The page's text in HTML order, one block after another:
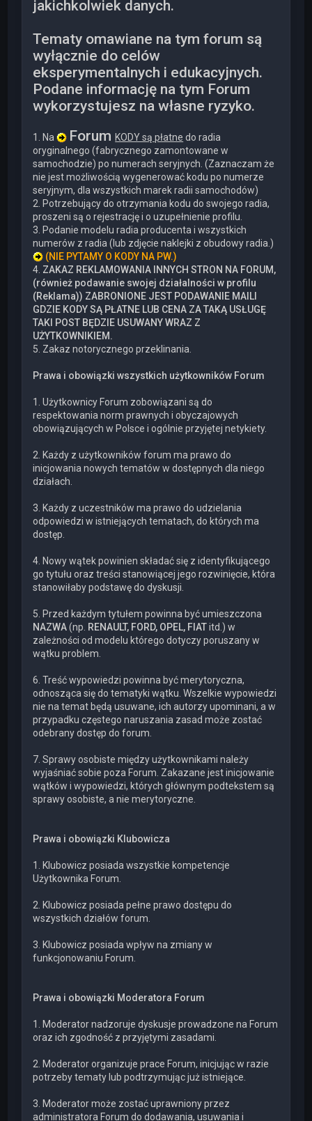
jakichkolwiek danych.
Tematy omawiane na tym forum są
wyłącznie do celów
eksperymentalnych i edukacyjnych.
Podane informację na tym Forum
wykorzystujesz na własne ryzyko.
1. Na ForumKODY są płatne do radia
oryginalnego (fabrycznego zamontowane w
samochodzie) po numerach seryjnych. (Zaznaczam że
nie jest możliwością wygenerować kodu po numerze
seryjnym, dla wszystkich marek radii samochodów)
2. Potrzebujący do otrzymania kodu do swojego radia,
proszeni są o rejestrację i o uzupełnienie profilu.
3. Podanie modelu radia producenta i wszystkich
numerów z radia (lub zdjęcie naklejki z obudowy radia.)
(NIE PYTAMY O KODY NA PW.)
4. ZAKAZ REKLAMOWANIA INNYCH STRON NA FORUM,
(również podawanie swojej działalności w profilu
(Reklama)) ZABRONIONE JEST PODAWANIE MAILI
GDZIE KODY SĄ PŁATNE LUB CENA ZA TAKĄ USŁUGĘ
TAKI POST BĘDZIE USUWANY WRAZ Z
UŻYTKOWNIKIEM.
5. Zakaz notorycznego przeklinania.
Prawa i obowiązki wszystkich użytkowników Forum
1. Użytkownicy Forum zobowiązani są do
respektowania norm prawnych i obyczajowych
obowiązujących w Polsce i ogólnie przyjętej netykiety.
2. Każdy z użytkowników forum ma prawo do
inicjowania nowych tematów w dostępnych dla niego
działach.
3. Każdy z uczestników ma prawo do udzielania
odpowiedzi w istniejących tematach, do których ma
dostęp.
4. Nowy wątek powinien składać się z identyfikującego
go tytułu oraz treści stanowiącej jego rozwinięcie, która
stanowiłaby podstawę do dyskusji.
5. Przed każdym tytułem powinna być umieszczona
NAZWA(np. RENAULT, FORD, OPEL, FIATitd.) w
zależności od modelu którego dotyczy poruszany w
wątku problem.
6. Treść wypowiedzi powinna być merytoryczna,
odnosząca się do tematyki wątku. Wszelkie wypowiedzi
nie na temat będą usuwane, ich autorzy upominani, a w
przypadku częstego naruszania zasad może zostać
odebrany dostęp do forum.
7. Sprawy osobiste między użytkownikami należy
wyjaśniać sobie poza Forum. Zakazane jest inicjowanie
wątków i wypowiedzi, których głównym podtekstem są
sprawy osobiste, a nie merytoryczne.
Prawa i obowiązki Klubowicza
1. Klubowicz posiada wszystkie kompetencje
Użytkownika Forum.
2. Klubowicz posiada pełne prawo dostępu do
wszystkich działów forum.
3. Klubowicz posiada wpływ na zmiany w
funkcjonowaniu Forum.
Prawa i obowiązki Moderatora Forum
1. Moderator nadzoruje dyskusje prowadzone na Forum
oraz ich zgodność z przyjętymi zasadami.
2. Moderator organizuje prace Forum, inicjując w razie
potrzeby tematy lub podtrzymując już istniejące.
3. Moderator może zostać uprawniony przez
administratora Forum do dodawania, usuwania i